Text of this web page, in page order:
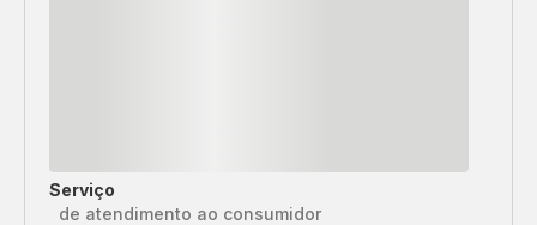
Serviço
de atendimento ao consumidor